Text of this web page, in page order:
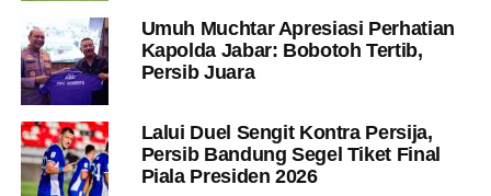
Umuh Muchtar Apresiasi Perhatian
Kapolda Jabar: Bobotoh Tertib,
Persib Juara
Lalui Duel Sengit Kontra Persija,
Persib Bandung Segel Tiket Final
Piala Presiden 2026